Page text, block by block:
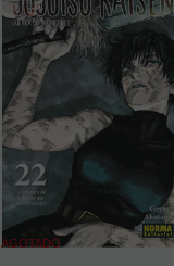
AGOTADO